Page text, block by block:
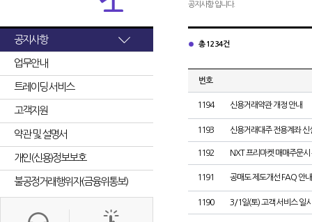
공지사항
업무안내
트레이딩 서비스
고객지원
약관 및 설명서
개인(신용)정보보호
불공정거래행위자(금융위통보)
공지사항 입니다.
총 1234건
번호
1194 신용거래약관 개정 안내
1193 신용거래대주 전용계좌 신
1192 NXT 프리마켓 매매주문시
1191 공매도 제도개선 FAQ 안
1190 3/1일(토) 고객 서비스 일